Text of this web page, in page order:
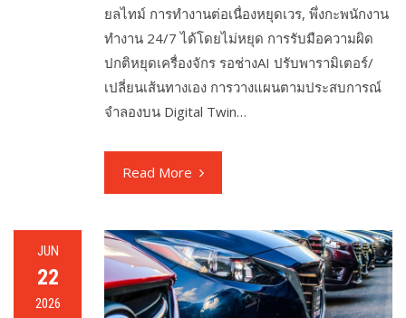
ยลไทม์ การทำงานต่อเนื่องหยุดเวร, พึ่งกะพนักงาน
ทำงาน 24/7 ได้โดยไม่หยุด การรับมือความผิด
ปกติหยุดเครื่องจักร รอช่างAI ปรับพารามิเตอร์/
เปลี่ยนเส้นทางเอง การวางแผนตามประสบการณ์
จำลองบน Digital Twin…
Read More
JUN
22
2026